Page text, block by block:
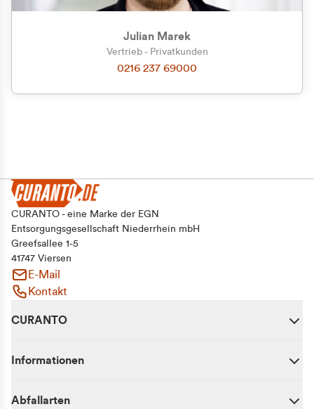
Julian Marek
Vertrieb - Privatkunden
0216 237 69000
CURANTO - eine Marke der EGN
Entsorgungsgesellschaft Niederrhein mbH
Greefsallee 1-5
41747 Viersen
E-Mail
Kontakt
CURANTO
Informationen
Abfallarten